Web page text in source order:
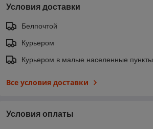
Условия доставки
Белпочтой
Курьером
Курьером в малые населенные пункты
Все условия доставки
Условия оплаты